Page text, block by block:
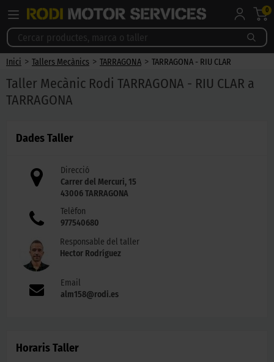
0
Inici > Tallers Mecànics > TARRAGONA > TARRAGONA - RIU CLAR
Taller Mecànic Rodi TARRAGONA - RIU CLAR a
TARRAGONA
Dades Taller
Direcció
Carrer del Mercuri, 15
43006TARRAGONA
Telèfon
977540680
Responsable del taller
Hector Rodríguez
Email
alm158@rodi.es
Horaris Taller